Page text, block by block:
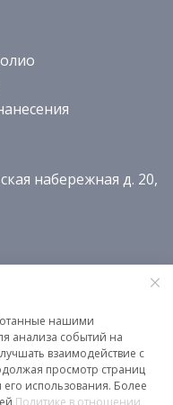
набережная д. 20,
нашими
анализа событий на
взаимодействие с
просмотр страниц
использования. Более
Политике в отношении